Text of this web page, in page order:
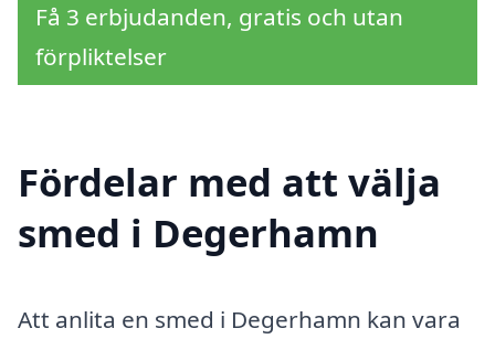
Få 3 erbjudanden, gratis och utan
förpliktelser
Fördelar med att välja
smed i Degerhamn
Att anlita en smed i Degerhamn kan vara